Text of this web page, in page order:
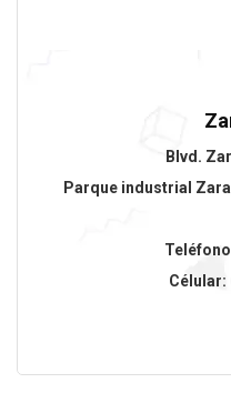
Blvd.
Parque industrial
Célular: